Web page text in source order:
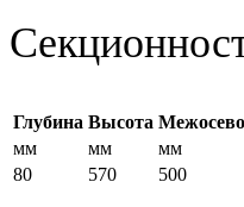
Глубина Высота
мм
мм мм
80
570 500